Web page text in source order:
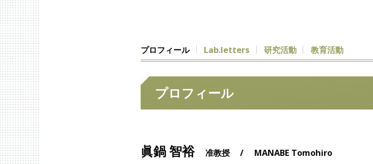
プロフィール Lab.letters 研究活動 教育活動
プロフィール
眞鍋 智裕 准教授 / MANABE Tomohiro